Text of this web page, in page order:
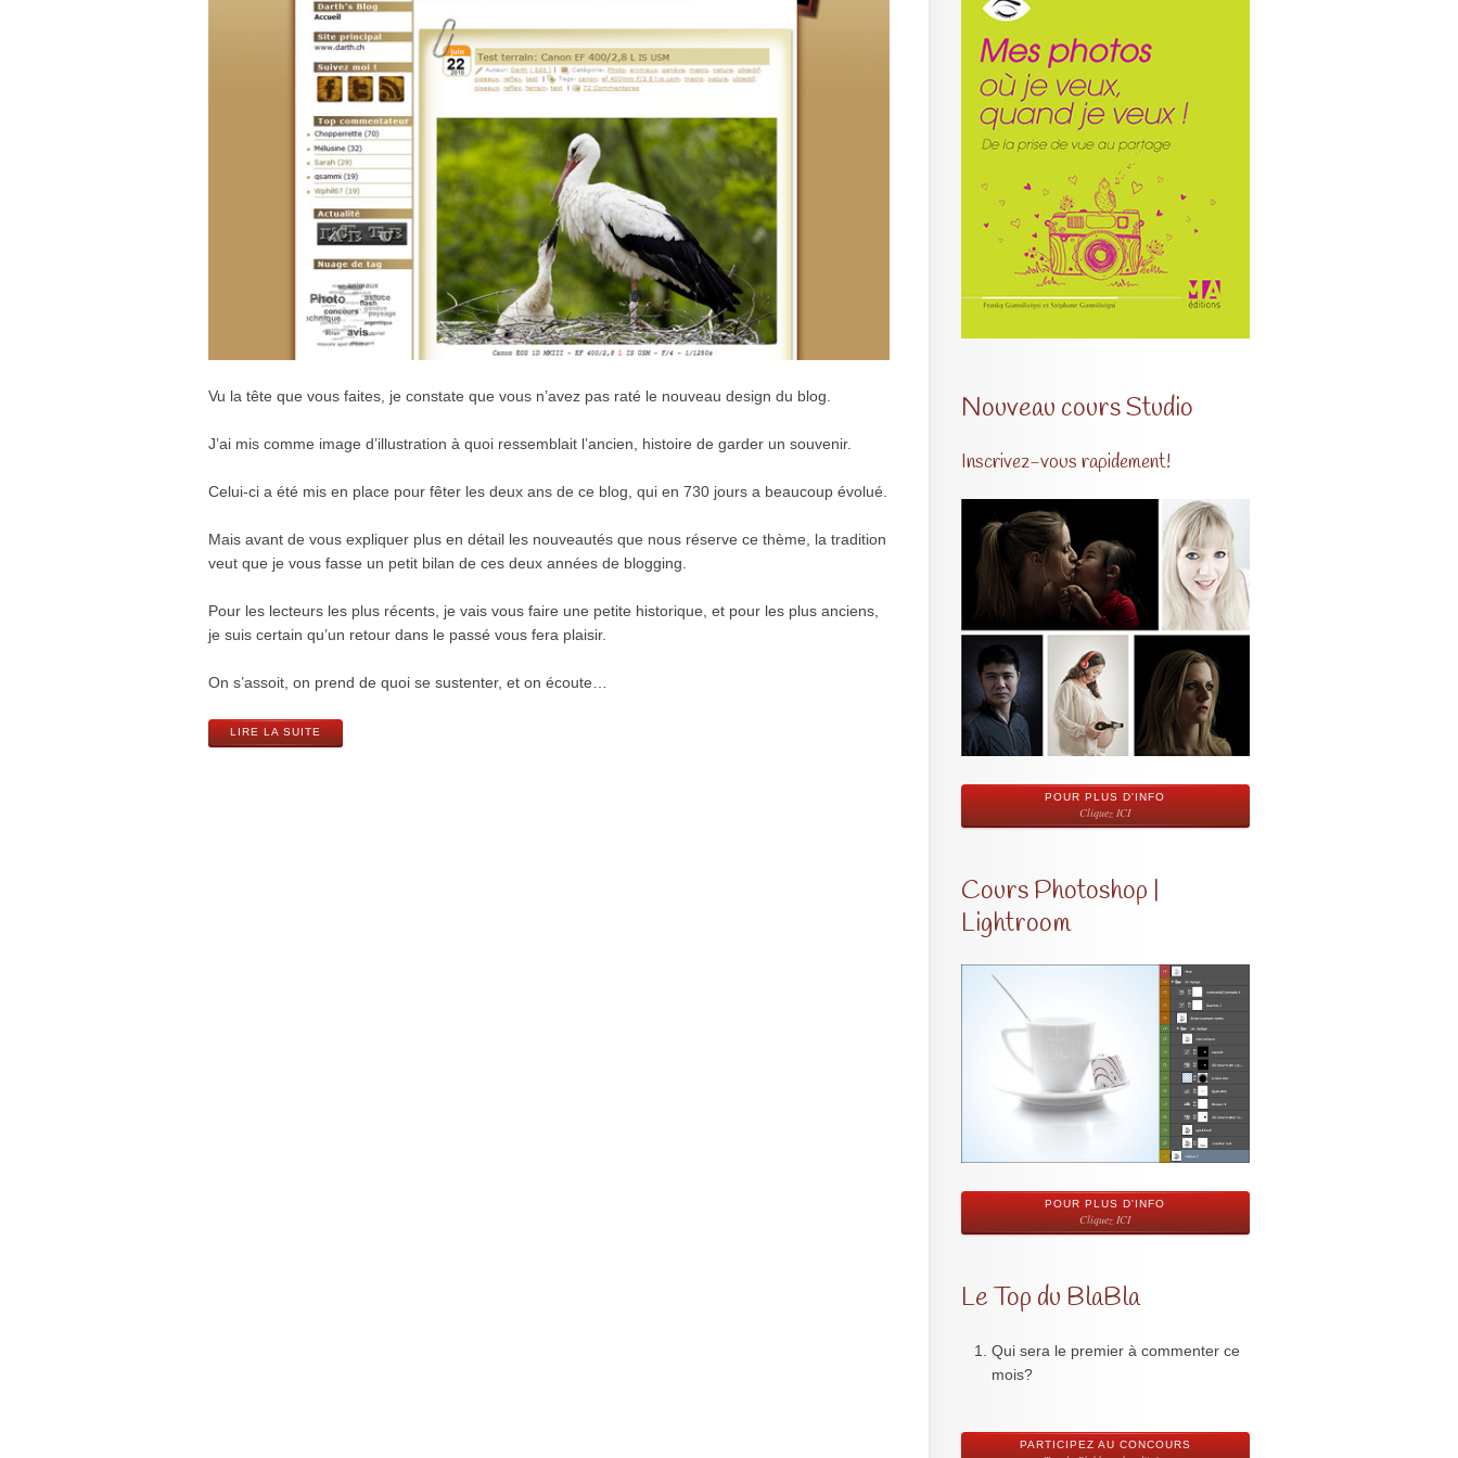
Vu la tête que vous faites, je constate que vous n’avez pas raté le nouveau design du blog.
J’ai mis comme image d’illustration à quoi ressemblait l’ancien, histoire de garder un souvenir.
Celui-ci a été mis en place pour fêter les deux ans de ce blog, qui en 730 jours a beaucoup évolué.
Mais avant de vous expliquer plus en détail les nouveautés que nous réserve ce thème, la tradition
veut que je vous fasse un petit bilan de ces deux années de blogging.
Pour les lecteurs les plus récents, je vais vous faire une petite historique, et pour les plus anciens,
je suis certain qu’un retour dans le passé vous fera plaisir.
On s’assoit, on prend de quoi se sustenter, et on écoute…
LIRE LA SUITE
Nouveau cours Studio
Inscrivez-vous rapidement!
POUR PLUS D'INFO
Cliquez ICI
Cours Photoshop |
Lightroom
POUR PLUS D'INFO
Cliquez ICI
Le Top du BlaBla
Qui sera le premier à commenter ce
mois?
PARTICIPEZ AU CONCOURS